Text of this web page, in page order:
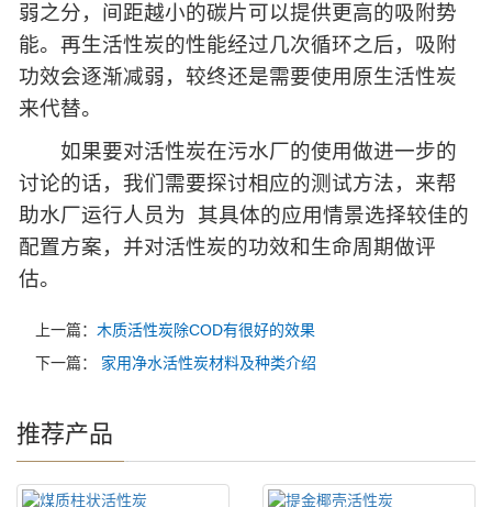
弱之分，间距越小的碳片可以提供更高的吸附势
能。再生活性炭的性能经过几次循环之后，吸附
功效会逐渐减弱，较终还是需要使用原生活性炭
来代替。
如果要对活性炭在污水厂的使用做进一步的
讨论的话，我们需要探讨相应的测试方法，来帮
助水厂运行人员为 其具体的应用情景选择较佳的
配置方案，并对活性炭的功效和生命周期做评
估。
上一篇： 木质活性炭除COD有很好的效果
下一篇：
家用净水活性炭材料及种类介绍
推荐产品